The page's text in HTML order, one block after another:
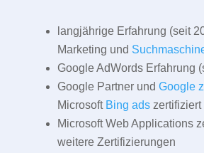
langjährige Erfahrung (seit
Marketing und
Google AdWords Erfahrung
Google Partner und Google
Microsoft Bing adszertifiziert
Microsoft Web Applications
weitere Zertifizierungen